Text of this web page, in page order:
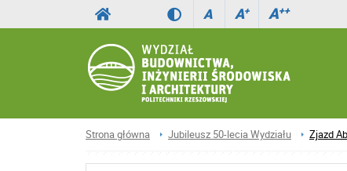
A A+ A++
Strona główna Jubileusz 50-lecia Wydziału Zjazd